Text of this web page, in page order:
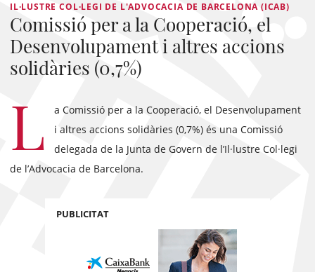
IL·LUSTRE COL·LEGI DE L'ADVOCACIA DE BARCELONA (ICAB)
Comissió per a la Cooperació, el
Desenvolupament i altres accions
solidàries (0,7%)
L
a Comissió per a la Cooperació, el Desenvolupament
i altres accions solidàries (0,7%) és una Comissió
delegada de la Junta de Govern de l’Il·lustre Col·legi
de l’Advocacia de Barcelona.
PUBLICITAT